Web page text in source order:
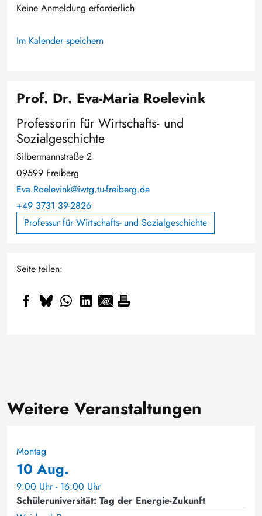
Keine Anmeldung erforderlich
Im Kalender speichern
Prof. Dr. Eva-Maria Roelevink
Professorin für Wirtschafts- und
Sozialgeschichte
Silbermannstraße 2
09599 Freiberg
Eva.Roelevink@iwtg.tu-freiberg.de
+49 3731 39-2826
Professur für Wirtschafts- und Sozialgeschichte
Seite teilen:
Weitere Veranstaltungen
Montag
10 Aug.
9:00 Uhr - 16:00 Uhr
Schüleruniversität: Tag der Energie-Zukunft